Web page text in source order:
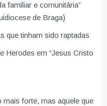
familiar e comunitária”
de Braga)
que tinham sido raptadas
Herodes em “Jesus Cristo
mais forte, mas aquele que